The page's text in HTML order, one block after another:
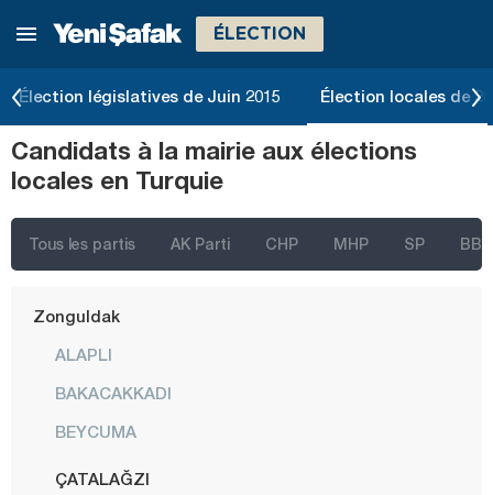
ÉLECTION
Élection législatives de Juin 2015 Élection locales de
Candidats à la mairie aux élections
locales en Turquie
Tous les partis AK Parti CHP MHP SP BBP
Tokat
Uşak
Van
Yozgat
Zonguldak
ALAPLI
BAKACAKKADI
BEYCUMA
ÇATALAĞZI